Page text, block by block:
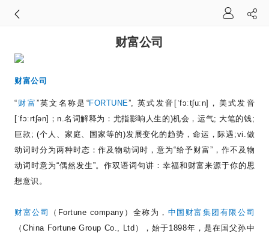
财富公司
财富公司
“ 财富 ”英文名称是 “FORTUNE”, 英式发音 [ˈfɔːtʃuːn] ，美式发音
[ˈfɔːrtʃən] ； n.名词解释为：尤指影响人生的)机会，运气; 大笔的钱;
巨款 ; (个人、家庭、国家等的)发展变化的趋势，命运，际遇 ;vi.做
动词时分为两种时态：作及物动词时，意为“给予财富” ，作不及物
动词时意为“偶然发生”。作双语词句讲：幸福和财富来源于你的思
想意识。
财富公司 （ Fortune company ）全称为， 中国财富集团有限公司
（China Fortune Group Co., Ltd ），始于1898年，是在国父孙中